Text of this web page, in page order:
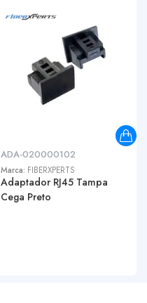
ADA-020000102
Marca: FIBERXPERTS
Adaptador RJ45 Tampa
Cega Preto